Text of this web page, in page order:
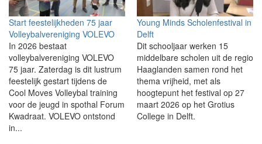
Start feestelijkheden 75 jaar
Volleybalvereniging VOLEVO
In 2026 bestaat
volleybalvereniging VOLEVO
75 jaar. Zaterdag is dit lustrum
feestelijk gestart tijdens de
Cool Moves Volleybal training
voor de jeugd in spothal Forum
Kwadraat. VOLEVO ontstond
in...
Young Minds Scholenfestival in
Delft
Dit schooljaar werken 15
middelbare scholen uit de regio
Haaglanden samen rond het
thema vrijheid, met als
hoogtepunt het festival op 27
maart 2026 op het Grotius
College in Delft.